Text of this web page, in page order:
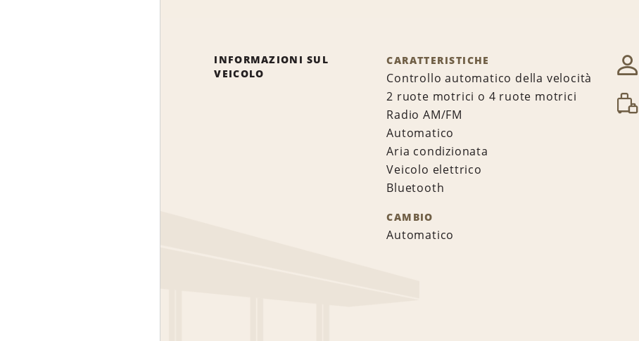
INFORMAZIONI SUL
VEICOLO
CARATTERISTICHE
Controllo automatico della velocità
2 ruote motrici o 4 ruote motrici
Radio AM/FM
Automatico
Aria condizionata
Veicolo elettrico
Bluetooth
CAMBIO
Automatico